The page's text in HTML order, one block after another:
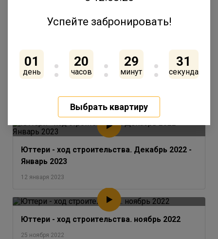
ГК «Ленстройтрест» утвердила концепцию
благоустройства внутренней территории
одного из последних домов в квартале
17 февраля 2023
Юттери - ход строительства. Декабрь 2022 -
Январь 2023
12 января 2023
Юттери - ход строительства. ноябрь 2022
25 ноября 2022
Успейте забронировать!
01
день
20
часов
29
минут
31
секунда
Выбрать квартиру